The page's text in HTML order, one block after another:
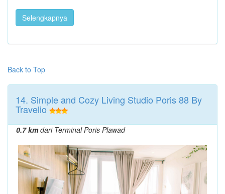
Selengkapnya
Back to Top
14. Simple and Cozy Living Studio Poris 88 By
Travelio
0.7 kmdari Terminal Poris Plawad